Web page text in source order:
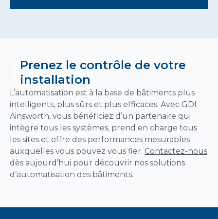
Prenez le contrôle de votre
installation
L’automatisation est à la base de bâtiments plus
intelligents, plus sûrs et plus efficaces. Avec GDI
Ainsworth, vous bénéficiez d’un partenaire qui
intègre tous les systèmes, prend en charge tous
les sites et offre des performances mesurables
auxquelles vous pouvez vous fier. Contactez-nous
dès aujourd’hui pour découvrir nos solutions
d’automatisation des bâtiments.